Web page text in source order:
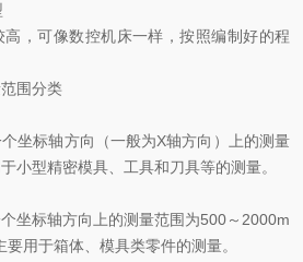
，可像数控机床一样，按照编制好的程
围分类
标轴方向（一般为X轴方向）上的测量
小型精密模具、工具和刀具等的测量。
标轴方向上的测量范围为500～2000m
用于箱体、模具类零件的测量。